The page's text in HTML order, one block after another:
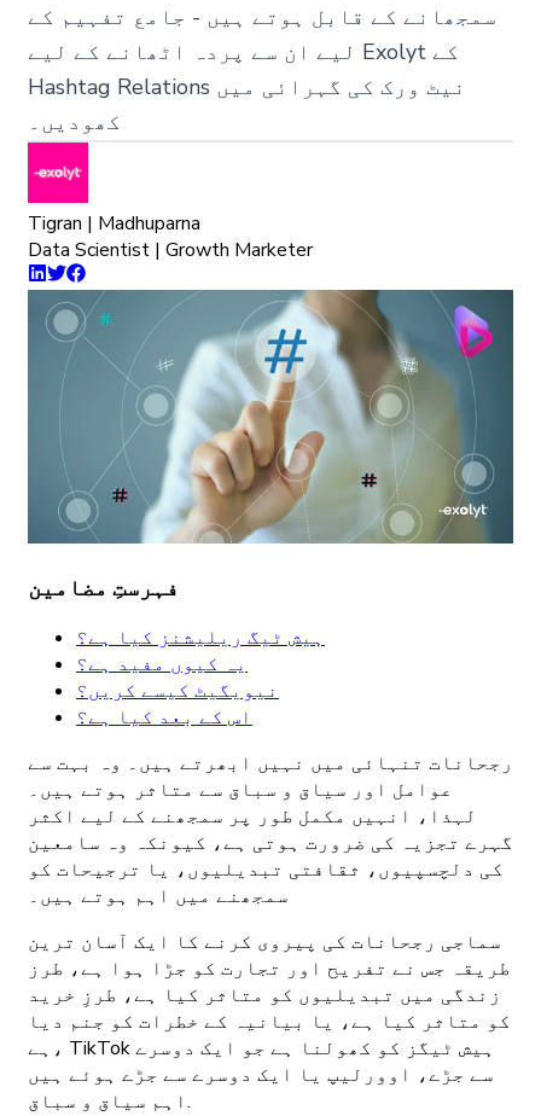
سمجھانے کے قابل ہوتے ہیں - جامع تفہیم کے
لیے ان سے پردہ اٹھانے کے لیے Exolyt کے
Hashtag Relations نیٹ ورک کی گہرائی میں
کھودیں۔
Tigran | Madhuparna
Data Scientist | Growth Marketer
فہرستِ مضامین
ہیش ٹیگ ریلیشنز کیا ہے؟
یہ کیوں مفید ہے؟
نیویگیٹ کیسے کریں؟
اس کے بعد کیا ہے؟
رجحانات تنہائی میں نہیں ابھرتے ہیں۔ وہ بہت سے
عوامل اور سیاق و سباق سے متاثر ہوتے ہیں۔
لہذا، انہیں مکمل طور پر سمجھنے کے لیے اکثر
گہرے تجزیہ کی ضرورت ہوتی ہے، کیونکہ وہ سامعین
کی دلچسپیوں، ثقافتی تبدیلیوں، یا ترجیحات کو
سمجھنے میں اہم ہوتے ہیں۔
سماجی رجحانات کی پیروی کرنے کا ایک آسان ترین
طریقہ جس نے تفریح اور تجارت کو جڑا ہوا ہے، طرز
زندگی میں تبدیلیوں کو متاثر کیا ہے، طرزِ خرید
کو متاثر کیا ہے، یا بیانیہ کے خطرات کو جنم دیا
ہے، TikTok ہیش ٹیگز کو کھولنا ہے جو ایک دوسرے
سے جڑے، اوورلیپ یا ایک دوسرے سے جڑے ہوئے ہیں
اہم سیاق و سباق.